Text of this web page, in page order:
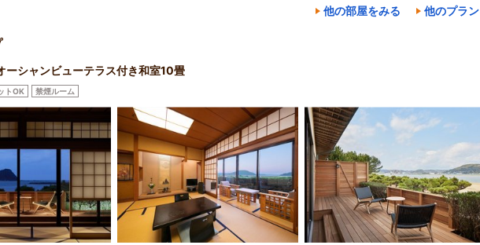
他の部屋をみる 他のプラ
ーシャンビューテラス付き和室10畳
トOK 禁煙ルーム